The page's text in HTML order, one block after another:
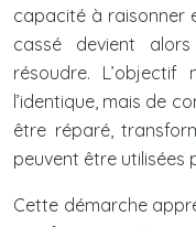
capacité à raisonner
cassé devient
résoudre.
l’identique, mais de
être réparé,
peuvent être utilisées
Cette démarche